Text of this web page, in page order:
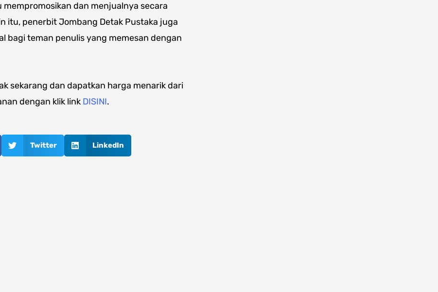
dan menjualnya secara
itu, penerbit Jombang Detak Pustaka juga
bagi teman penulis yang memesan dengan
sekarang dan dapatkan harga menarik dari
dengan klik link DISINI.
Twitter LinkedIn